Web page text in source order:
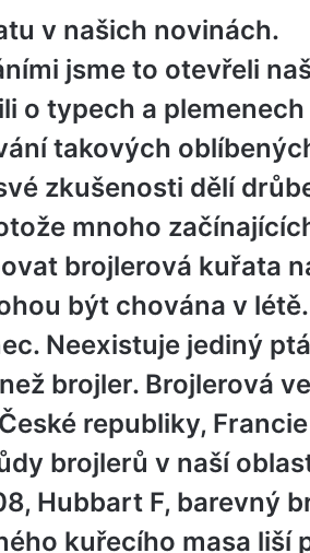
v našich novinách.
jsme to otevřeli
o typech a
takových
zkušenosti dělí
mnoho
brojlerová kuřata
být chována v létě.
Neexistuje jediný
brojler. Brojlerová
republiky,
brojlerů v naší
Hubbart F, barevný
kuřecího masa liší